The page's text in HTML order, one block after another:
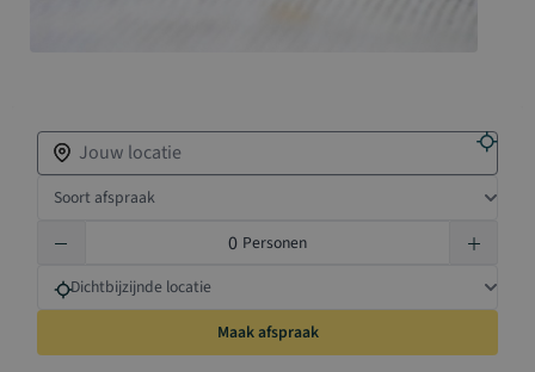
Zoek een vaccinatiepunt in de buurt
Soort afspraak
Personen
Dichtbijzijnde locatie
Maak afspraak